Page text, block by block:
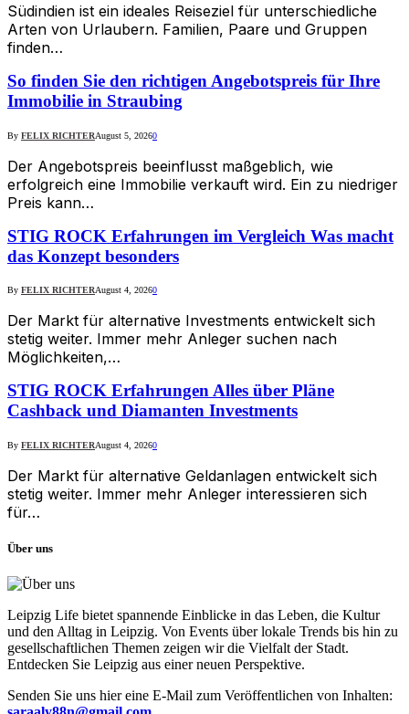
Südindien ist ein ideales Reiseziel für unterschiedliche
Arten von Urlaubern. Familien, Paare und Gruppen
finden…
So finden Sie den richtigen Angebotspreis für Ihre
Immobilie in Straubing
By FELIX RICHTERAugust 5, 20260
Der Angebotspreis beeinflusst maßgeblich, wie
erfolgreich eine Immobilie verkauft wird. Ein zu niedriger
Preis kann…
STIG ROCK Erfahrungen im Vergleich Was macht
das Konzept besonders
By FELIX RICHTERAugust 4, 20260
Der Markt für alternative Investments entwickelt sich
stetig weiter. Immer mehr Anleger suchen nach
Möglichkeiten,…
STIG ROCK Erfahrungen Alles über Pläne
Cashback und Diamanten Investments
By FELIX RICHTERAugust 4, 20260
Der Markt für alternative Geldanlagen entwickelt sich
stetig weiter. Immer mehr Anleger interessieren sich
für…
Über uns
Leipzig Life bietet spannende Einblicke in das Leben, die Kultur
und den Alltag in Leipzig. Von Events über lokale Trends bis hin zu
gesellschaftlichen Themen zeigen wir die Vielfalt der Stadt.
Entdecken Sie Leipzig aus einer neuen Perspektive.
Senden Sie uns hier eine E-Mail zum Veröffentlichen von Inhalten: